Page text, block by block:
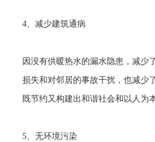
4、减少建筑通病
因没有供暖热水的漏水隐患，减少
损失和对邻居的事故干扰，也减少
既节约又构建出和谐社会和以人为本
5、无环境污染